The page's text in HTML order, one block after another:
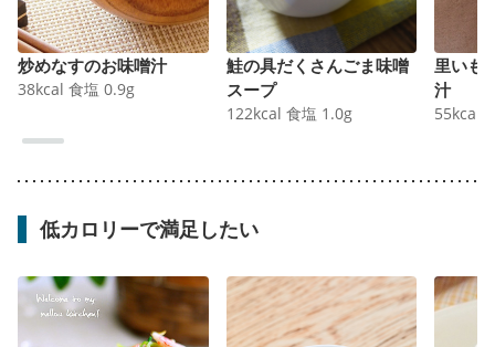
炒めなすのお味噌汁
38kcal 食塩 0.9g
鮭の具だくさんごま味噌
スープ
122kcal 食塩 1.0g
里いも
汁
55kcal
低カロリーで満足したい